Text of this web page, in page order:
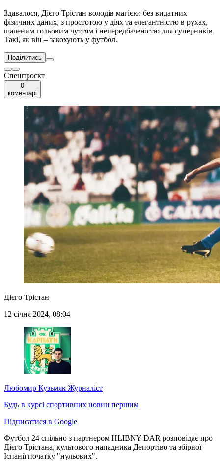
Здавалося, Дієго Трістан володів магією: без видатних
фізичних даних, з простотою у діях та елегантністю в рухах,
шаленим гольовим чуттям і непередбаченістю для суперників.
Такі, як він – закохують у футбол.
Поділитись
Спецпроєкт
0
коментарі
Дієго Трістан
12 січня 2024, 08:04
Любомир Кузьмяк Журналіст
Будь в курсі спортивних новин першим
Підписатися в Google
Футбол 24 спільно з партнером HLIBNY DAR розповідає про
Дієго Трістана, культового нападника Депортіво та збірної
Іспанії початку "нульових".